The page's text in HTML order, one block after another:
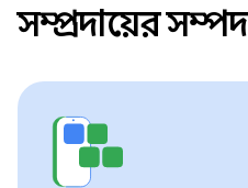
সম্প্রদায়ের সম্পদ